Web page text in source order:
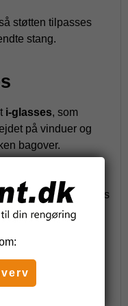
støtten tilpasses
stang.
i-glasses, som
på vinduer og
bagover.
til at give udsyn
naturlig position.
ved længere tids